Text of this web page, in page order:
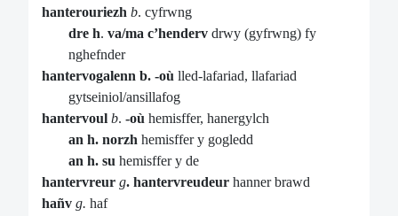
hanterouriezh b. cyfrwng
dre h. va/ma c’henderv drwy (gyfrwng) fy
nghefnder
hantervogalenn b. -où lled-lafariad, llafariad
gytseiniol/ansillafog
hantervoul b. -où hemisffer, hanergylch
an h. norzh hemisffer y gogledd
an h. su hemisffer y de
hantervreur g. hantervreudeur hanner brawd
hañv g. haf